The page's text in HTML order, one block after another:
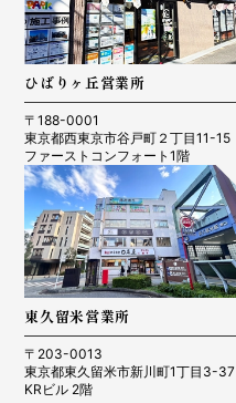
ひばりヶ丘営業所
〒188-0001
東京都西東京市谷戸町２丁目11-15
ファーストコンフォート1階
東久留米営業所
〒203-0013
東京都東久留米市新川町1丁目3-37
KRビル 2階